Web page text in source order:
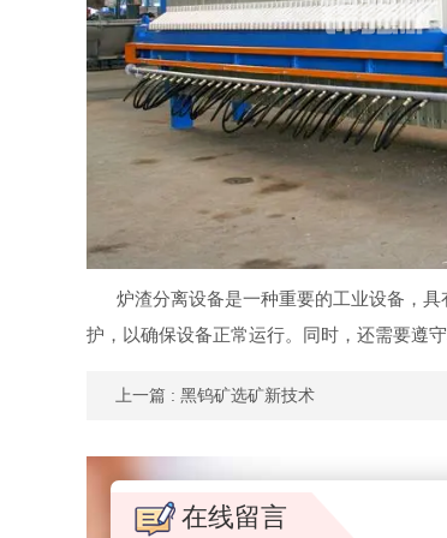
炉渣分离设备是一种重要的工业设备，
护，以确保设备正常运行。同时，还需要遵
上一篇 : 黑钨矿选矿新技术
在线留言